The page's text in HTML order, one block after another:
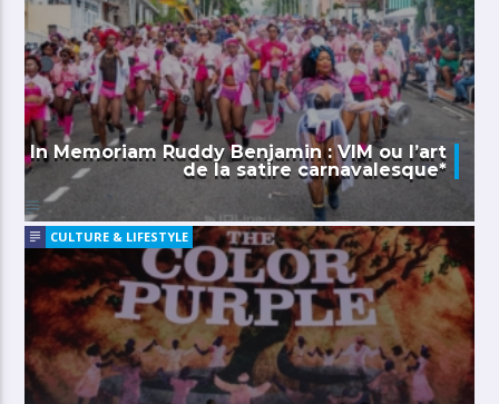
In Memoriam Ruddy Benjamin : VIM ou l’art
de la satire carnavalesque*
CULTURE & LIFESTYLE